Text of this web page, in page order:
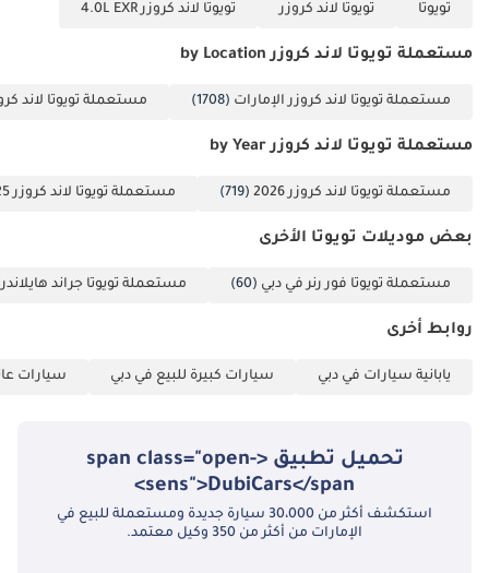
تويوتا تويوتا لاند كروزر تويوتا لاند كروزر 4.0L EXR
مستعملة تويوتا لاند كروزر by Location
مستعملة تويوتا لاند كروزر الإمارات (1708) مستعملة تويوتا لاند
مستعملة تويوتا لاند كروزر by Year
مستعملة تويوتا لاند كروزر 2026 (719) مستعملة تويوتا لاند كروزر 2025
بعض موديلات تويوتا الأخرى
مستعملة تويوتا فور رنر في دبي (60) مستعملة تويوتا جراند
روابط أخرى
يابانية سيارات في دبي سيارات كبيرة للبيع في دبي سيارات
تحميل تطبيق <span class="open-
sens">DubiCars</span>
استكشف أكثر من 30،000 سيارة جديدة ومستعملة للبيع في
الإمارات من أكثر من 350 وكيل معتمد.